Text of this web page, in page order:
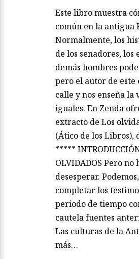
Este libro muestra
común en la antigua
Normalmente, los
de los senadores, los
demás hombres
pero el autor de este
calle y nos enseña la
iguales. En Zenda
extracto de Los
(Ático de los Libros),
*****
OLVIDADOS Pero no
desesperar.
completar los
periodo de tiempo
cautela fuentes
Las culturas de la
más…